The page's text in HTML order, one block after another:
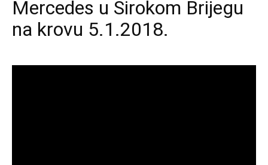
Mercedes u Širokom Brijegu
na krovu 5.1.2018.